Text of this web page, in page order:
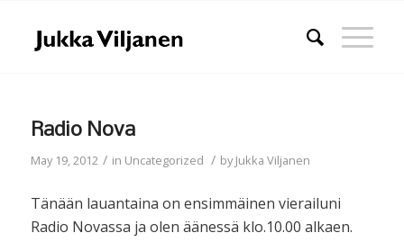
Radio Nova
May 19, 2012 / in Uncategorized / byJukka Viljanen
Tänään lauantaina on ensimmäinen vierailuni
Radio Novassa ja olen äänessä klo.10.00 alkaen.